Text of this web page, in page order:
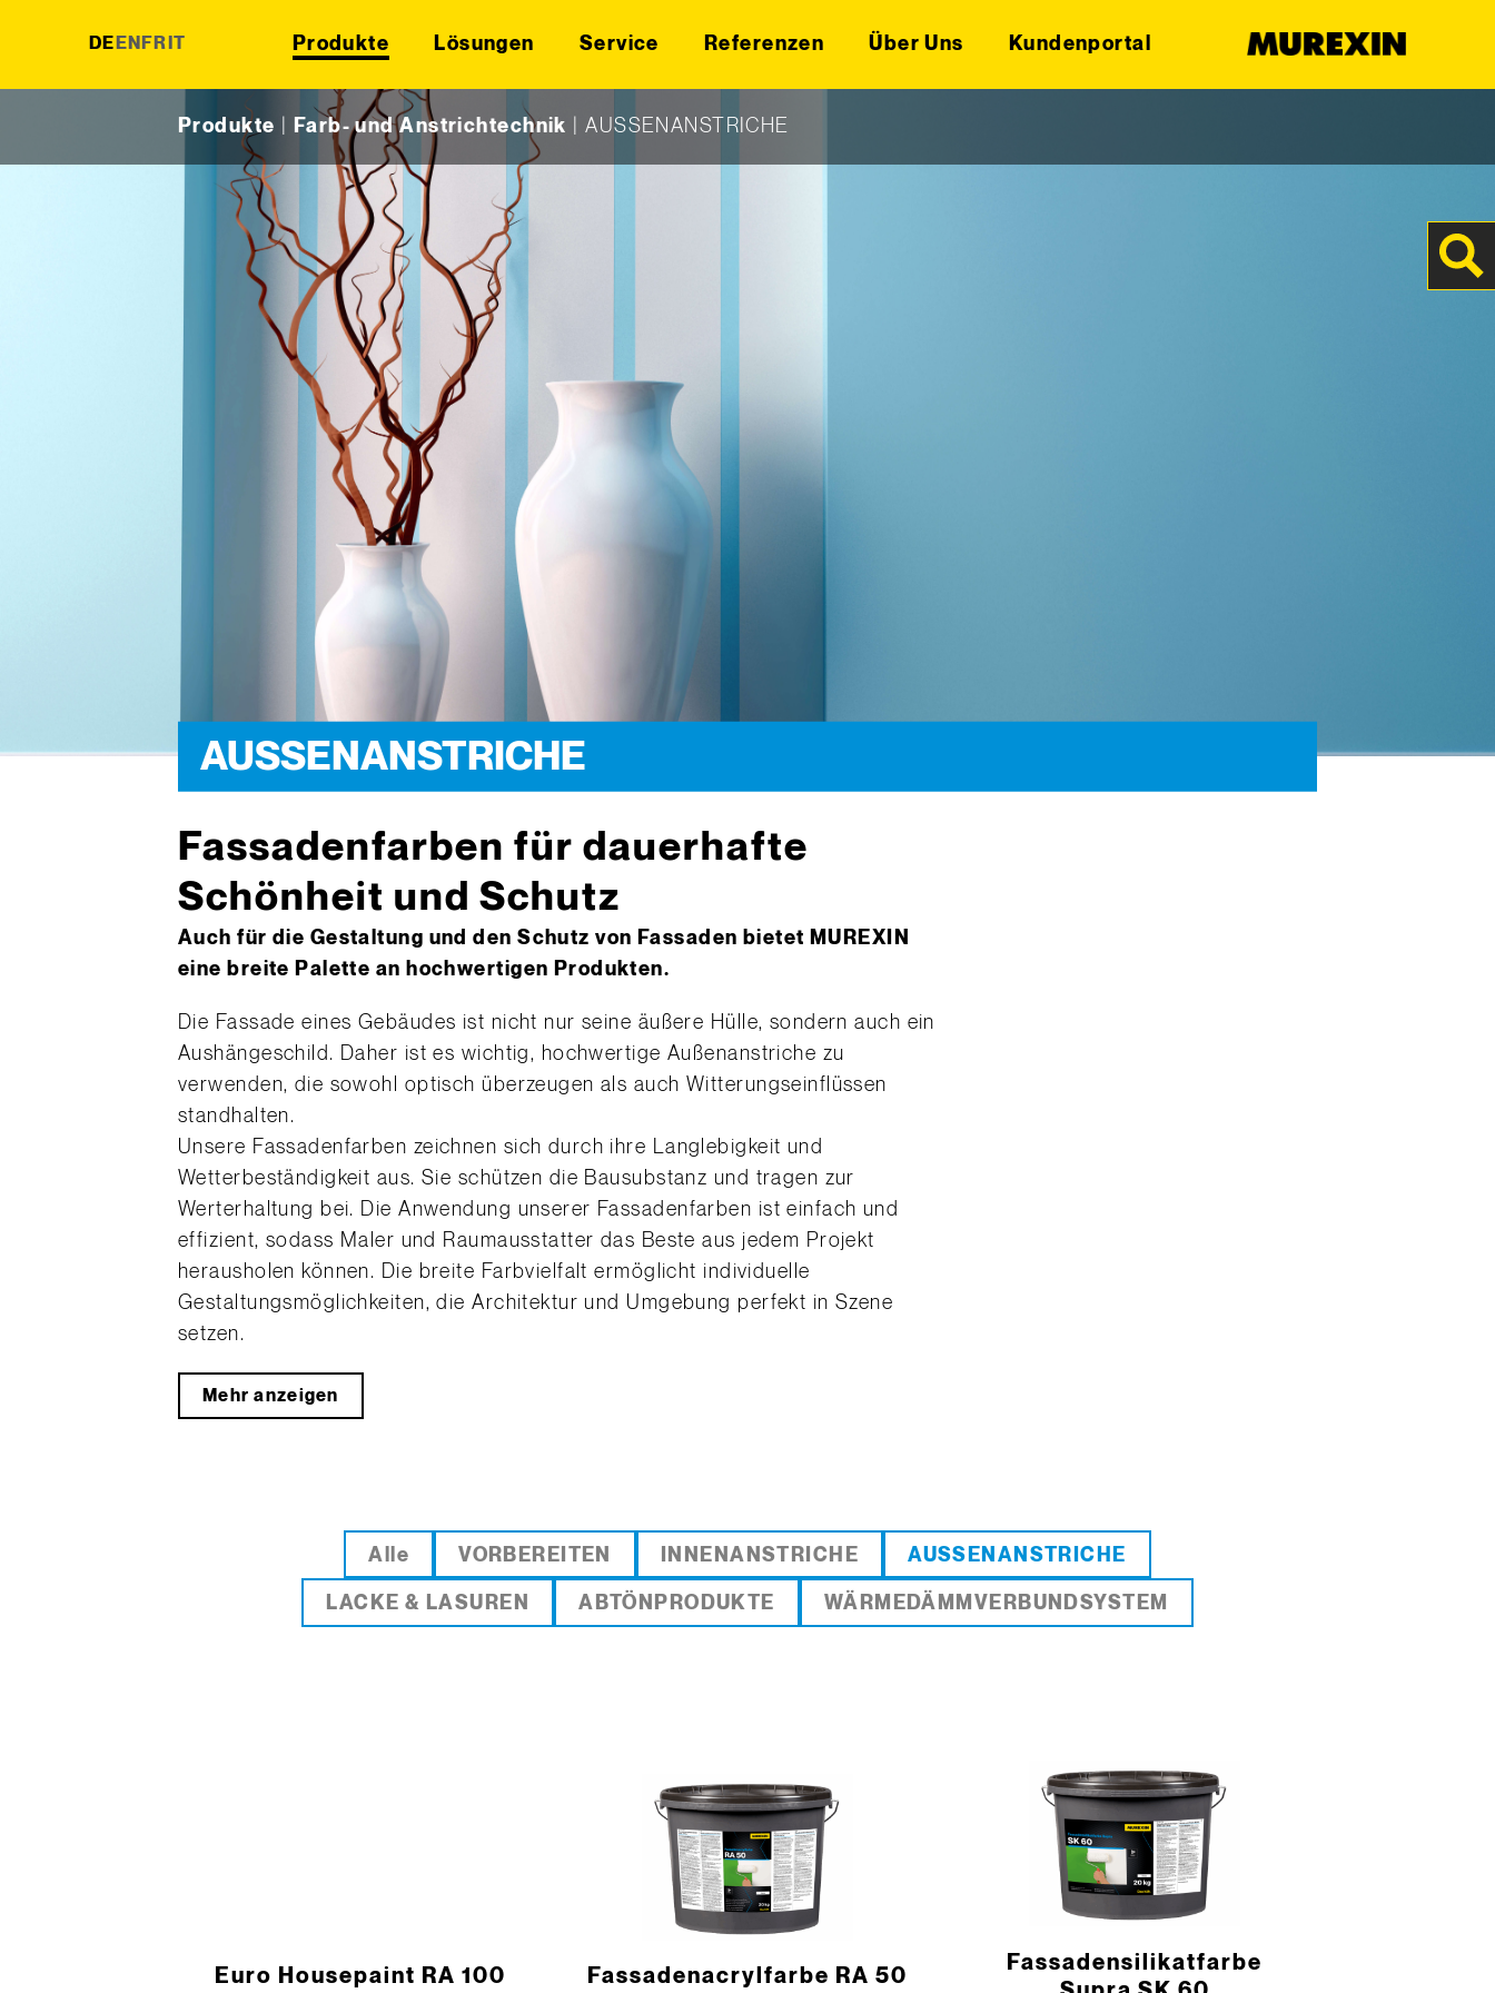
DE EN FR IT Produkte Lösungen Service Referenzen Über Uns Kundenportal
Produkte Farb- und Anstrichtechnik |AUSSENANSTRICHE
AUSSENANSTRICHE
Fassadenfarben für dauerhafte
Schönheit und Schutz
Auch für die Gestaltung und den Schutz von Fassaden bietet MUREXIN
eine breite Palette an hochwertigen Produkten.
Die Fassade eines Gebäudes ist nicht nur seine äußere Hülle, sondern auch ein
Aushängeschild. Daher ist es wichtig, hochwertige Außenanstriche zu
verwenden, die sowohl optisch überzeugen als auch Witterungseinflüssen
standhalten.
Unsere Fassadenfarben zeichnen sich durch ihre Langlebigkeit und
Wetterbeständigkeit aus. Sie schützen die Bausubstanz und tragen zur
Werterhaltung bei. Die Anwendung unserer Fassadenfarben ist einfach und
effizient, sodass Maler und Raumausstatter das Beste aus jedem Projekt
herausholen können. Die breite Farbvielfalt ermöglicht individuelle
Gestaltungsmöglichkeiten, die Architektur und Umgebung perfekt in Szene
setzen.
Mehr anzeigen
Alle VORBEREITEN INNENANSTRICHE AUSSENANSTRICHE
LACKE & LASUREN ABTÖNPRODUKTE WÄRMEDÄMMVERBUNDSYSTEM
Euro Housepaint RA 100 Fassadenacrylfarbe RA 50
Fassaden­silikatfarbe